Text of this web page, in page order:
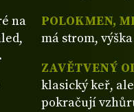
na
POLOKMEN,
má strom,
ZAVĚTVENÝ
klasický keř,
pokračují